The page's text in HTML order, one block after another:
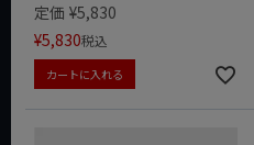
定価 ¥5,830
¥5,830税込
カートに入れる